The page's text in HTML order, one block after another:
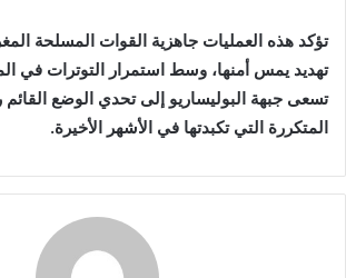
تؤكد هذه العمليات جاهزية القوات المسلحة
تهديد يمس أمنها، وسط استمرار التوترات في
تسعى جبهة البوليساريو إلى تحدي الوضع
المتكررة التي تكبدتها في الأشهر الأخيرة.